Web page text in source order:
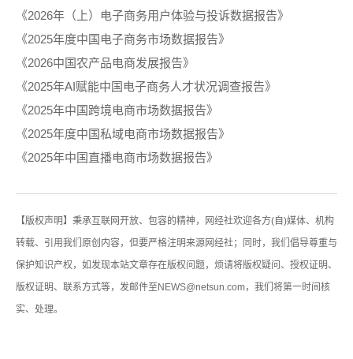
《2026年（上）电子商务用户体验与投诉数据报告》
《2025年度中国电子商务市场数据报告》
《2026中国农产品电商发展报告》
《2025年AI赋能中国电子商务人才状况调查报告》
《2025年中国跨境电商市场数据报告》
《2025年度中国私域电商市场数据报告》
《2025年中国直播电商市场数据报告》
【版权声明】秉承互联网开放、包容的精神，网经社欢迎各方(自)媒体、机构
转载、引用我们原创内容，但要严格注明来源网经社；同时，我们倡导尊重与
保护知识产权，如发现本站文章存在版权问题，烦请将版权疑问、授权证明、
版权证明、联系方式等，发邮件至NEWS@netsun.com，我们将第一时间核
实、处理。